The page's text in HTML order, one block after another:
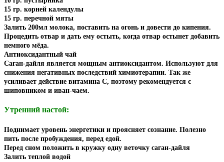
15 гр. корней календулы
15 гр. перечной мяты
Залить 200мл молока, поставить на огонь и довести до кипения.
Процедить отвар и дать ему остыть, когда отвар остынет добавить
немного мёда.
Антиоксидантный чай
Саган-дайля является мощным антиоксидантом. Используют для
снижения негативных последствий химиотерапии. Так же
усиливает действие витамина С, поэтому рекомендуется с
шиповником и иван-чаем.
Утренний настой:
Поднимает уровень энергетики и проясняет сознание. Полезно
пить после пробуждения, перед едой.
Перед сном положить в кружку одну веточку саган-дайля
Залить теплой водой